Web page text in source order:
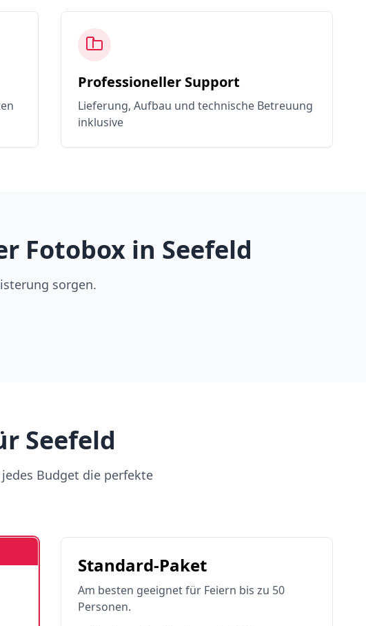
Professioneller Support
Lieferung, Aufbau und technische Betreuung
inklusive
Fotobox in Seefeld
sorgen.
Seefeld
Budget die perfekte
Standard-Paket
Am besten geeignet für Feiern bis zu 50
Personen.